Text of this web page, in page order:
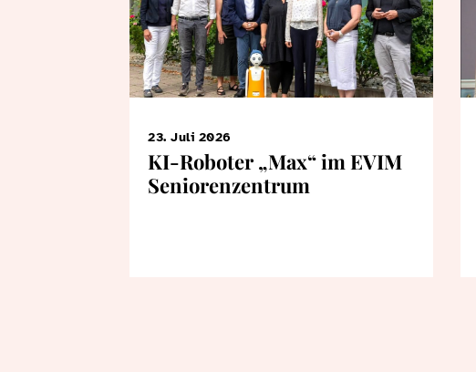
23. Juli 2026
KI-Roboter „Max“ im EVIM
Seniorenzentrum